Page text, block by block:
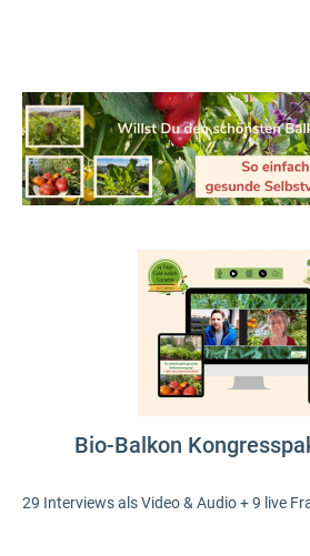
Bio-Balkon
29 Interviews als Video & Audio + 9 live